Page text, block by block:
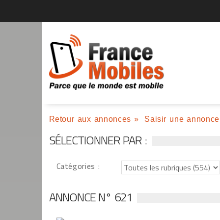
Retour aux annonces » Saisir une annonce
SÉLECTIONNER PAR :
Catégories :
ANNONCE N° 621